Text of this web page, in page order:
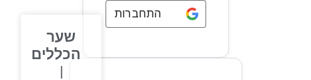
התחברות באמצעות
שער
הכללים